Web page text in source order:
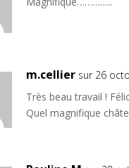
m.cellier sur 26
Très beau travail !
Quel magnifique